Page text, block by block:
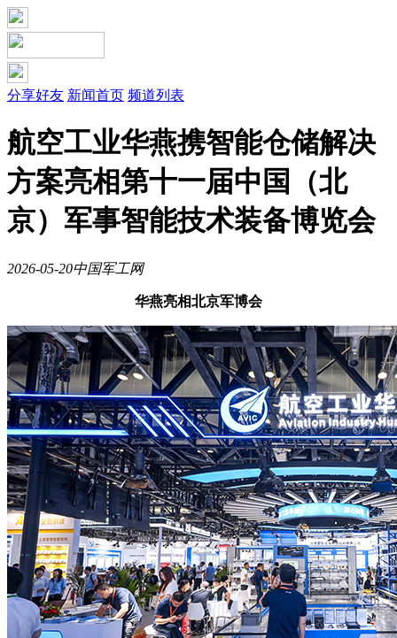
分享好友 新闻首页 频道列表
航空工业华燕携智能仓储解决
方案亮相第十一届中国（北
京）军事智能技术装备博览会
2026-05-20中国军工网
华燕亮相北京军博会